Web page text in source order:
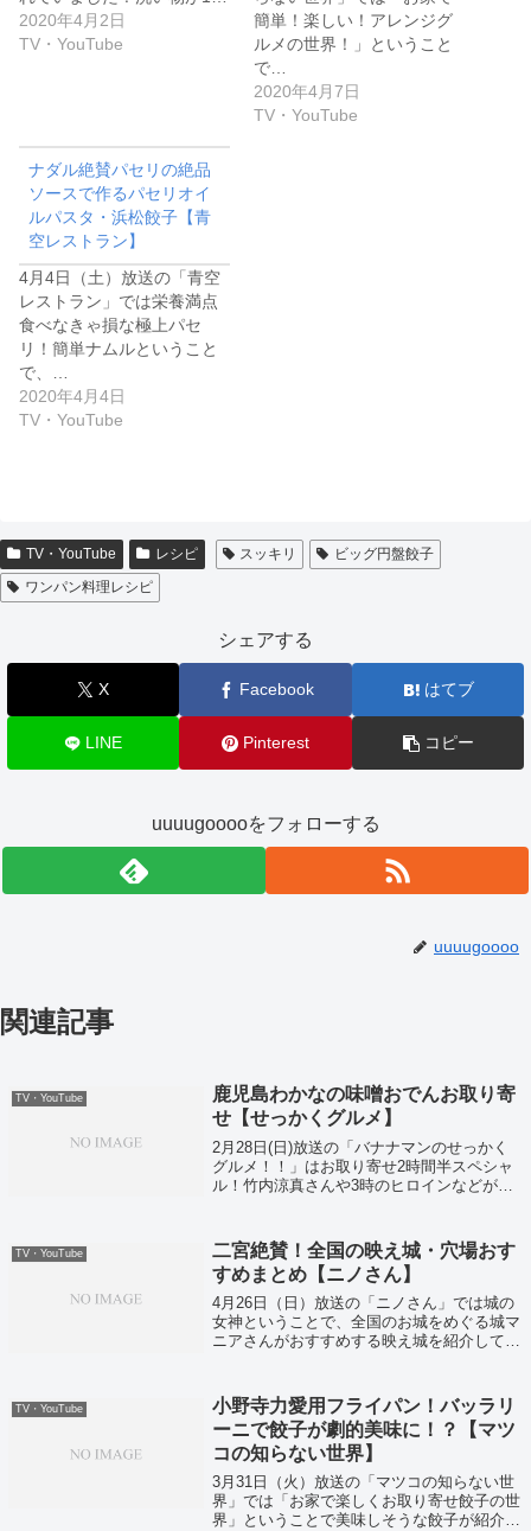
2020年4月2日
TV・YouTube
簡単！楽しい！アレンジグ
ルメの世界！」ということ
で…
2020年4月7日
TV・YouTube
ナダル絶賛パセリの絶品
ソースで作るパセリオイ
ルパスタ・浜松餃子【青
空レストラン】
4月4日（土）放送の「青空
レストラン」では栄養満点
食べなきゃ損な極上パセ
リ！簡単ナムルということ
で、…
2020年4月4日
TV・YouTube
TV・YouTube レシピ スッキリ
ビッグ円盤餃子
ワンパン料理レシピ
シェアする
X Facebook はてブ
LINE Pinterest コピー
uuuugooooをフォローする
uuuugoooo
関連記事
TV・YouTube
鹿児島わかなの味噌おでんお取り寄
せ【せっかくグルメ】
2月28日(日)放送の「バナナマンのせっかく
グルメ！！」はお取り寄せ2時間半スペシャ
ル！竹内涼真さんや3時のヒロインなどが全
こちら！
TV・YouTube
二宮絶賛！全国の映え城・穴場おす
すめまとめ【ニノさん】
4月26日（日）放送の「ニノさん」では城の
女神ということで、全国のお城をめぐる城マ
ニアさんがおすすめする映え城を紹介してい
TV・YouTube
小野寺力愛用フライパン！バッラリ
ーニで餃子が劇的美味に！？【マツ
コの知らない世界】
3月31日（火）放送の「マツコの知らない世
界」では「お家で楽しくお取り寄せ餃子の世
界」ということで美味しそうな餃子が紹介さ